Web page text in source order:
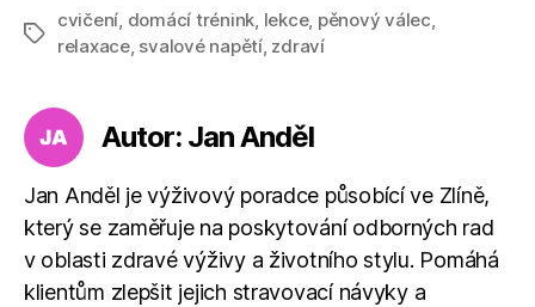
Štítky
cvičení, domácí trénink, lekce, pěnový válec,
relaxace, svalové napětí, zdraví
Autor: Jan Anděl
Jan Anděl je výživový poradce působící ve Zlíně,
který se zaměřuje na poskytování odborných rad
v oblasti zdravé výživy a životního stylu. Pomáhá
klientům zlepšit jejich stravovací návyky a